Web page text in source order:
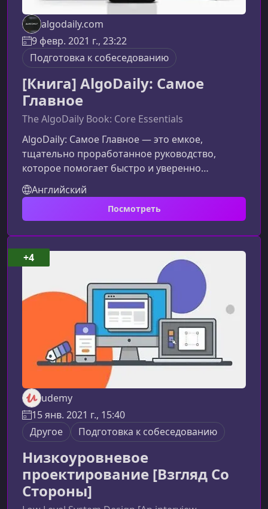
algodaily.com
9 февр. 2021 г., 23:22
Подготовка к собеседованию
[Книга] AlgoDaily: Самое
Главное
The AlgoDaily Book: Core Essentials
AlgoDaily: Самое Главное — это емкое,
тщательно проработанное руководство,
которое помогает быстро и уверенно
подготовиться к техническим
собеседованиям. Книга объединяет практику,
теорию и визуальное обучение, чтобы вы
концепции и успешно пройти интервью в
компании любого уровня.Что представляет
собой книгаЭто 800-страничное издание на
основе премиум-контента AlgoDaily — одного
из наиболее авторитетных ресурс
Английский
Посмотреть
udemy
15 янв. 2021 г., 15:40
Другое
Подготовка к собеседованию
Низкоуровневое
проектирование [Взгляд Со
Стороны]
+4